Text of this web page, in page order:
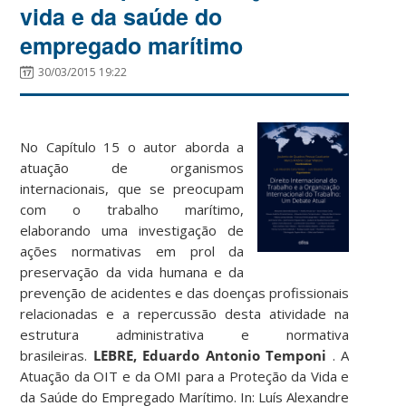
vida e da saúde do
empregado marítimo
30/03/2015 19:22
No Capítulo 15 o autor aborda a
atuação de organismos
internacionais, que se preocupam
com o trabalho marítimo,
elaborando uma investigação de
ações normativas em prol da
preservação da vida humana e da
prevenção de acidentes e das doenças profissionais
relacionadas e a repercussão desta atividade na
estrutura administrativa e normativa
brasileiras. LEBRE, Eduardo Antonio Temponi . A
Atuação da OIT e da OMI para a Proteção da Vida e
da Saúde do Empregado Marítimo. In: Luís Alexandre